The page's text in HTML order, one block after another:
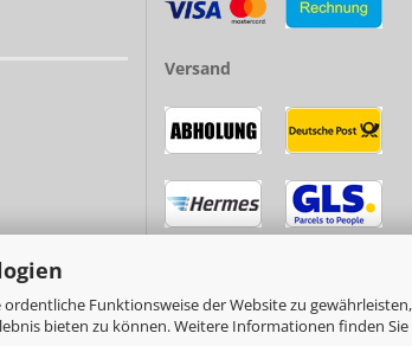
Funktionsweise der Website zu
bieten zu können. Weitere Informationen finden Sie
Versand